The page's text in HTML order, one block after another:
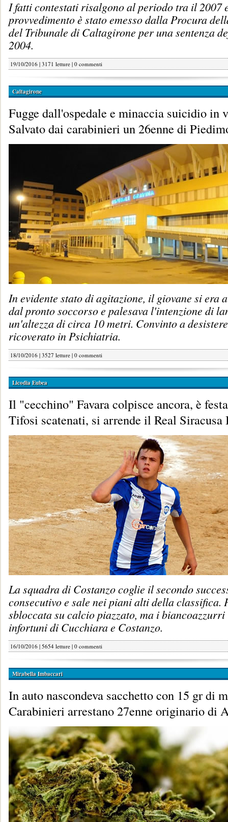
I fatti contestati risalgono al periodo tra il 2007
provvedimento è stato emesso dalla Procura
del Tribunale di Caltagirone per una sentenza
2004.
19/10/2016 | 3171 letture | 0 commenti
Caltagirone
Fugge dall'ospedale e minaccia suicidio in
Salvato dai carabinieri un 26enne di
In evidente stato di agitazione, il giovane si era
dal pronto soccorso e palesava l'intenzione di
un'altezza di circa 10 metri. Convinto a
ricoverato in Psichiatria.
18/10/2016 | 3527 letture | 0 commenti
Licodia Eubea
Il "cecchino" Favara colpisce ancora, è
Tifosi scatenati, si arrende il Real Siracusa
La squadra di Costanzo coglie il secondo
consecutivo e sale nei piani alti della classifica.
sbloccata su calcio piazzato, ma i
infortuni di Cucchiara e Costanzo.
16/10/2016 | 5654 letture | 0 commenti
Mirabella Imbaccari
In auto nascondeva sacchetto con 15 gr di
Carabinieri arrestano 27enne originario di